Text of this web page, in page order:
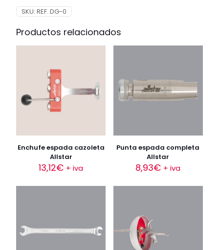
SKU: REF. DG-0
Productos relacionados
Enchufe espada cazoleta
Allstar
13,12€ + iva
Punta espada completa
Allstar
8,93€ + iva